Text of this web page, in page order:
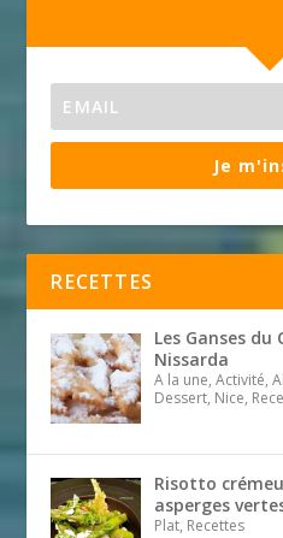
Je
RECETTES
Les Ganses du
Nissarda
A la une, Activité,
Dessert, Nice,
Risotto
asperges
Plat, Recettes